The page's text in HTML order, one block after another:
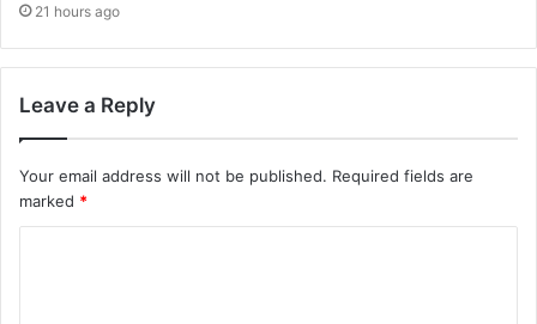
21 hours ago
Leave a Reply
Your email address will not be published. Required fields are
marked *